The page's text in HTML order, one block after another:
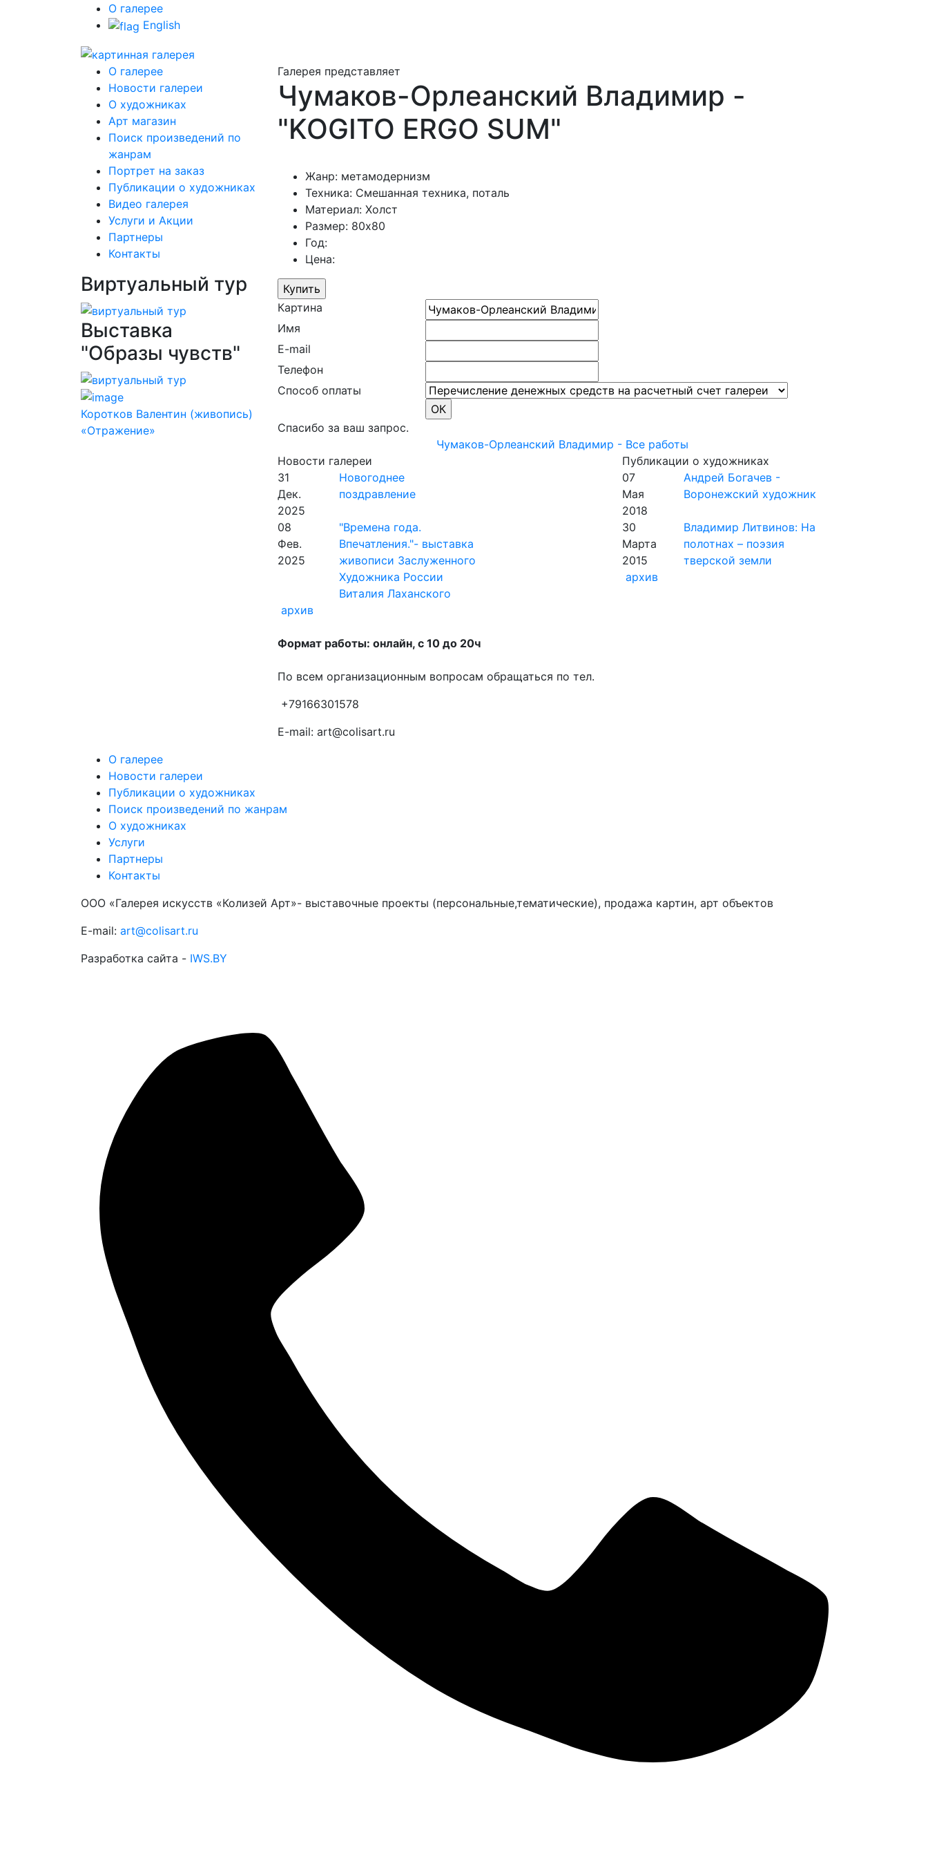
О галерее
English
О галерее
Новости галереи
О художниках
Арт магазин
Поиск произведений по
жанрам
Портрет на заказ
Публикации о художниках
Видео галерея
Услуги и Акции
Партнеры
Контакты
Виртуальный тур
Выставка
"Образы чувств"
Коротков Валентин (живопись)
«Отражение»
Галерея представляет
Чумаков-Орлеанский Владимир -
"KOGITO ERGO SUM"
Жанр: метамодернизм
Техника: Смешанная техника, поталь
Материал: Холст
Размер: 80х80
Год:
Цена:
Картина
Имя
E-mail
Телефон
Способ оплаты
Спасибо за ваш запрос.
Чумаков-Орлеанский Владимир - Все работы
Новости галереи
31
Дек.
2025
Новогоднее
поздравление
08
Фев.
2025
"Времена года.
Впечатления."- выставка
живописи Заслуженного
Художника России
Виталия Лаханского
архив
Публикации о художниках
07
Мая
2018
Андрей Богачев -
Воронежский художник
30
Марта
2015
Владимир Литвинов: На
полотнах – поэзия
тверской земли
архив
Формат работы: онлайн, с 10 до 20ч
По всем организационным вопросам обращаться по тел.
+79166301578
E-mail: art@colisart.ru
О галерее
Новости галереи
Публикации о художниках
Поиск произведений по жанрам
О художниках
Услуги
Партнеры
Контакты
ООО «Галерея искусств «Колизей Арт»- выставочные проекты (персональные,тематические), продажа картин, арт объектов
E-mail: art@colisart.ru
Разработка сайта - IWS.BY